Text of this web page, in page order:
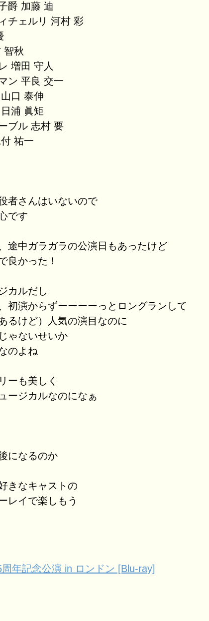
爵 加藤 迪
チェルリ 河村 彩
智秋
増田 守人
ン 平良 交一
口 泰伸
浦 眞矩
ブル 志村 要
祐一
者さんはいないので
です
途中ガラガラの公演日もあったけど
良かった！
カルだし
初演からずーーーーっとロングランして
るけど）人気の演目なのに
ゃないせいか
のよね
ーも美しく
ージカルなのになぁ
になるのか
きなキャストの
レイで楽しもう
年記念公演 in ロンドン [Blu-ray]